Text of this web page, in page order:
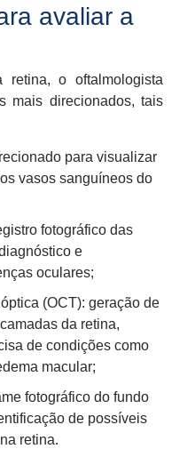
avaliar a
retina, o oftalmologista
mais direcionados, tais
para visualizar
vasos sanguíneos do
fotográfico das
e
oculares;
(OCT): geração de
da retina,
de condições como
macular;
fotográfico do fundo
de possíveis
retina.